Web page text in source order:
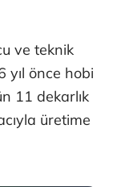
ve teknik
yıl önce hobi
11 dekarlık
üretime